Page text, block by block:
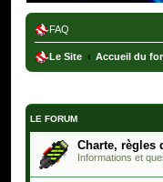
FAQ
Le Site Accueil du
LE FORUM
Charte, règles
Informations et